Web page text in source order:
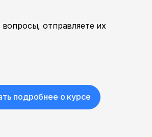
отправляете их
подробнее о курсе